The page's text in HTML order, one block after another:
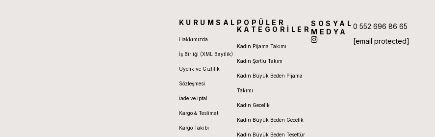
KURUMSAL
Hakkımızda
İş Birliği (XML Bayilik)
Üyelik ve Gizlilik
Sözleşmesi
İade ve İptal
Kargo & Teslimat
Kargo Takibi
POPÜLER
KATEGORİLER
Kadın Pijama Takımı
Kadın Şortlu Takım
Kadın Büyük Beden Pijama
Takımı
Kadın Gecelik
Kadın Büyük Beden Gecelik
Kadın Büyük Beden Tesettür
SOSYAL
MEDYA
0 552 696 86 65
[email protected]